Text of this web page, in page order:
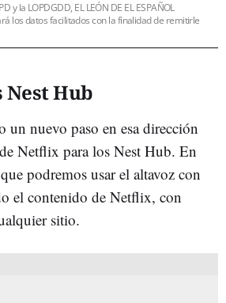
y la LOPDGDD, EL LEÓN DE EL ESPAÑOL
los datos facilitados con la finalidad de remitirle
Hub
un nuevo paso en esa dirección
Netflix para los Nest Hub. En
podremos usar el altavoz con
el contenido de Netflix, con
sitio.